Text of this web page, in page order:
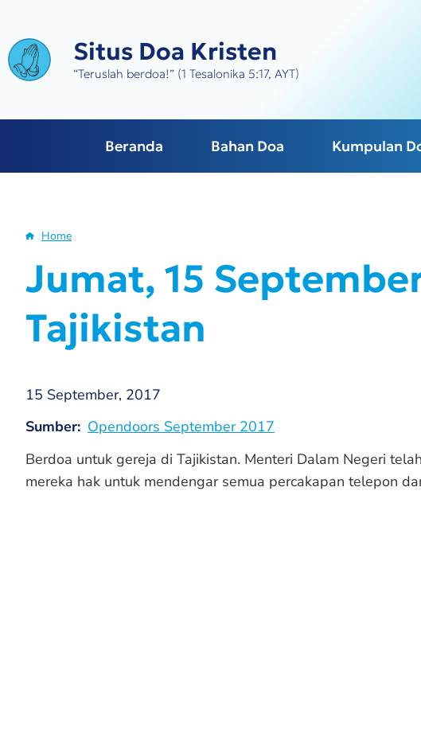
main
content
Situs Doa Kristen
“Teruslah berdoa!” (1 Tesalonika 5:17, AYT)
Beranda Bahan Doa Kumpulan
Home
Jumat, 15
Tajikistan
15 September, 2017
Sumber Opendoors September 2017
Berdoa untuk gereja di Tajikistan. Menteri Dalam Negeri
mereka hak untuk mendengar semua percakapan telepon